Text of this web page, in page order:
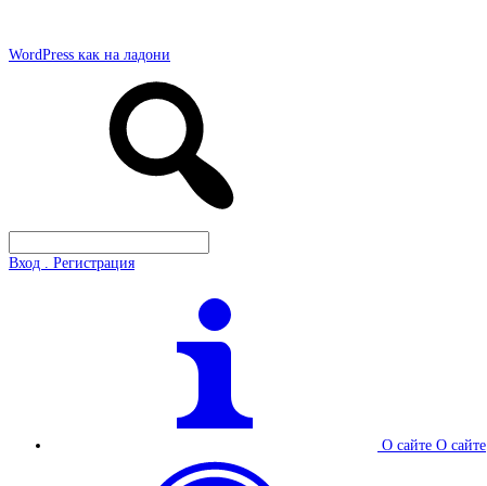
WordPress как на ладони
Вход . Регистрация
О сайте О сайте